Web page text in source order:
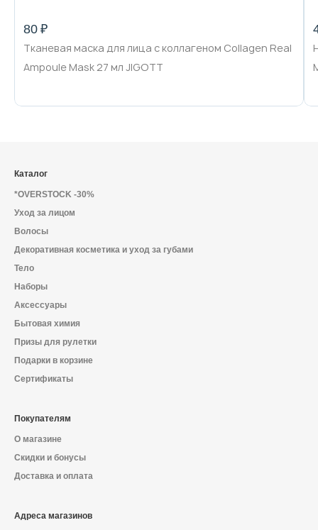
80 ₽
Тканевая маска для лица с коллагеном Collagen Real
Ampoule Mask 27 мл JIGOTT
Каталог
*OVERSTOCK -30%
Уход за лицом
Волосы
Декоративная косметика и уход за губами
Тело
Наборы
Аксессуары
Бытовая химия
Призы для рулетки
Подарки в корзине
Сертификаты
Покупателям
О магазине
Скидки и бонусы
Доставка и оплата
Адреса магазинов